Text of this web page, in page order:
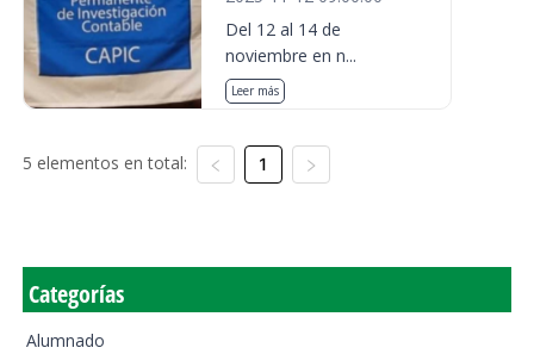
Del 12 al 14 de
noviembre en n...
Leer más
5 elementos en total: 1
Categorías
Alumnado